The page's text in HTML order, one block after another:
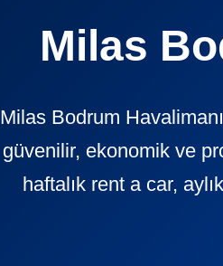
Milas
Milas Bodrum
güvenilir, ekonomik ve
haftalık rent a car,